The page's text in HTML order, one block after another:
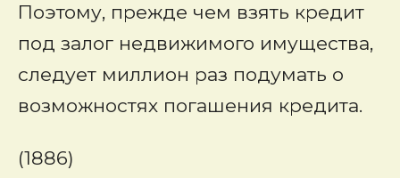
Поэтому, прежде чем взять кредит
под залог недвижимого имущества,
следует миллион раз подумать о
возможностях погашения кредита.
(1886)